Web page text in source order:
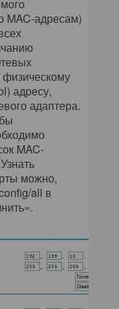
MAC-адресам)
физическому
адресу,
адаптера.
MAC-
можно,
all в